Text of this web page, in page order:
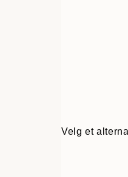
Velg et